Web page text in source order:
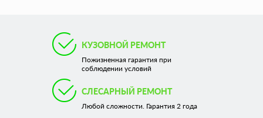
КУЗОВНОЙ РЕМОНТ
Пожизненная гарантия при
соблюдении условий
СЛЕСАРНЫЙ РЕМОНТ
Любой сложности. Гарантия 2 года